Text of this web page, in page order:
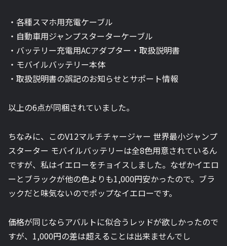
・各種スマホ用充電ケーブル
・自動車用ジャンプスターターケーブル
・バッテリー充電用ACアダプター・取扱説明書
・モバイルバッテリー本体
・取扱説明書の誤記のお知らせとサポート情報
以上の6点が同梱されていました。
ちなみに、このV12マルチチャージャー 世界最小ジャンプ
スターター モバイルバッテリーは全8色用意されているん
ですが、私はイエローをチョイスしました。なぜかイエロ
ーとブラックが他の色よりも1,000円安かったので。ブラ
ックだと味気ないのでポップなイエローです。
価格が同じならアバルトに似合うレッドが欲しかったので
すが、1,000円の差は超えることは出来ませんでし